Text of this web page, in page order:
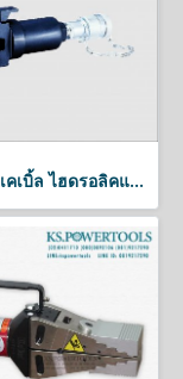
คีมตัดสายเคเบิ้ล ไฮดรอลิคแยกปั๊มkudos